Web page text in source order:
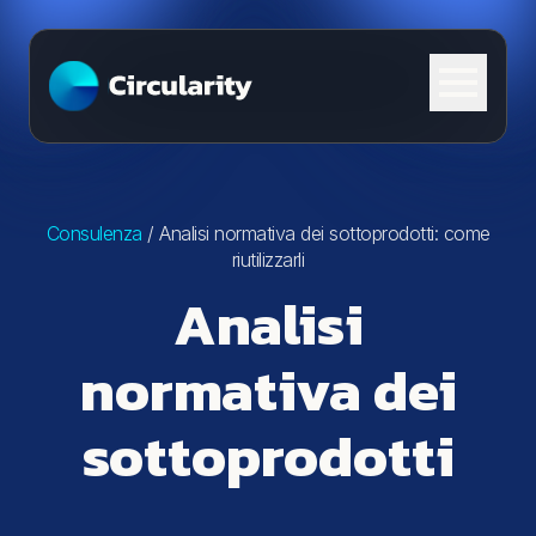
Consulenza / Analisi normativa dei sottoprodotti: come
riutilizzarli
Analisi
normativa dei
sottoprodotti